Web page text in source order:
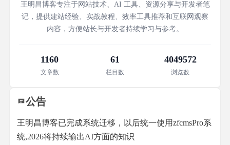
王明昌博客专注于网站技术、AI 工具、资源分享与开发者笔
记，提供建站经验、实战教程、效率工具推荐和互联网观察
内容，方便站长与开发者持续学习与参考。
1160
文章数
61
栏目数
4049572
浏览数
公告
王明昌博客已完成系统迁移，以后统一使用zfcmsPro系
统,2026将持续输出AI方面的知识